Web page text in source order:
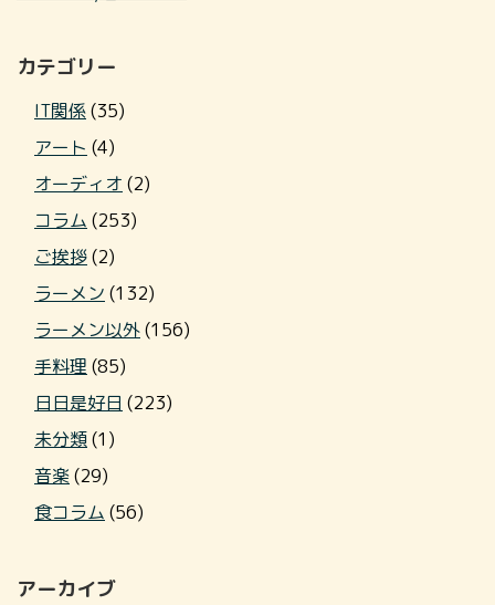
カテゴリー
IT関係(35)
アート (4)
オーディオ (2)
コラム (253)
ご挨拶(2)
ラーメン (132)
ラーメン以外(156)
手料理 (85)
日日是好日 (223)
未分類(1)
音楽(29)
食コラム (56)
アーカイブ